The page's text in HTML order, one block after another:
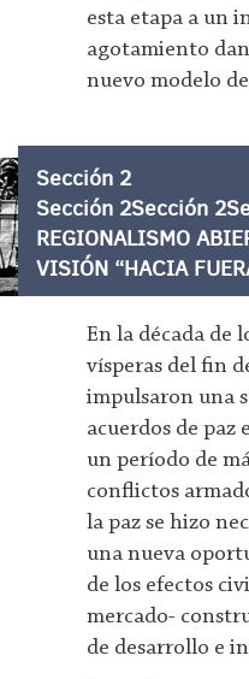
esta etapa a un
agotamiento
nuevo modelo
Sección 2
Sección 2Sección
REGIONALISMO
VISIÓN “HACIA
En la década de
vísperas del fin
impulsaron una
acuerdos de paz
un período de
conflictos
la paz se hizo
una nueva
de los efectos
mercado-
de desarrollo e